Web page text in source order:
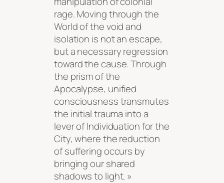
rage. Moving through the
World of the void and
isolation is not an escape,
but a necessary regression
toward the cause. Through
the prism of the
Apocalypse, unified
consciousness transmutes
the initial trauma into a
lever of Individuation for the
City, where the reduction
of suffering occurs by
bringing our shared
shadows to light. »